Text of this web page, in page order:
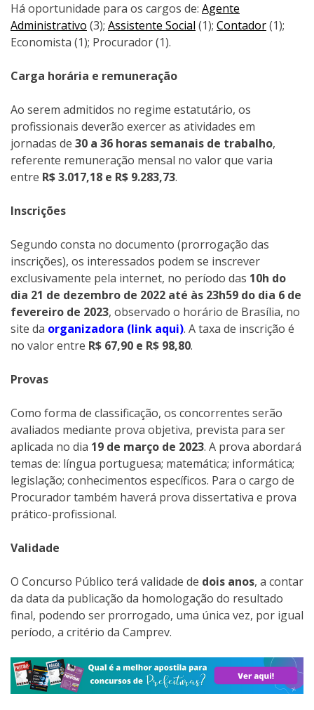
Há oportunidade para os cargos de: Agente
Administrativo (3); Assistente Social (1); Contador(1);
Economista (1); Procurador (1).
Carga horária e remuneração
Ao serem admitidos no regime estatutário, os
profissionais deverão exercer as atividades em
jornadas de 30 a 36 horas semanais de trabalho,
referente remuneração mensal no valor que varia
entre R$ 3.017,18 e R$ 9.283,73.
Inscrições
Segundo consta no documento (prorrogação das
inscrições), os interessados podem se inscrever
exclusivamente pela internet, no período das 10h do
dia 21 de dezembro de 2022 até às 23h59 do dia 6 de
fevereiro de 2023, observado o horário de Brasília, no
site da organizadora (link aqui). A taxa de inscrição é
no valor entre R$ 67,90 e R$ 98,80.
Provas
Como forma de classificação, os concorrentes serão
avaliados mediante prova objetiva, prevista para ser
aplicada no dia 19 de março de 2023. A prova abordará
temas de: língua portuguesa; matemática; informática;
legislação; conhecimentos específicos. Para o cargo de
Procurador também haverá prova dissertativa e prova
prático-profissional.
Validade
O Concurso Público terá validade de dois anos, a contar
da data da publicação da homologação do resultado
final, podendo ser prorrogado, uma única vez, por igual
período, a critério da Camprev.